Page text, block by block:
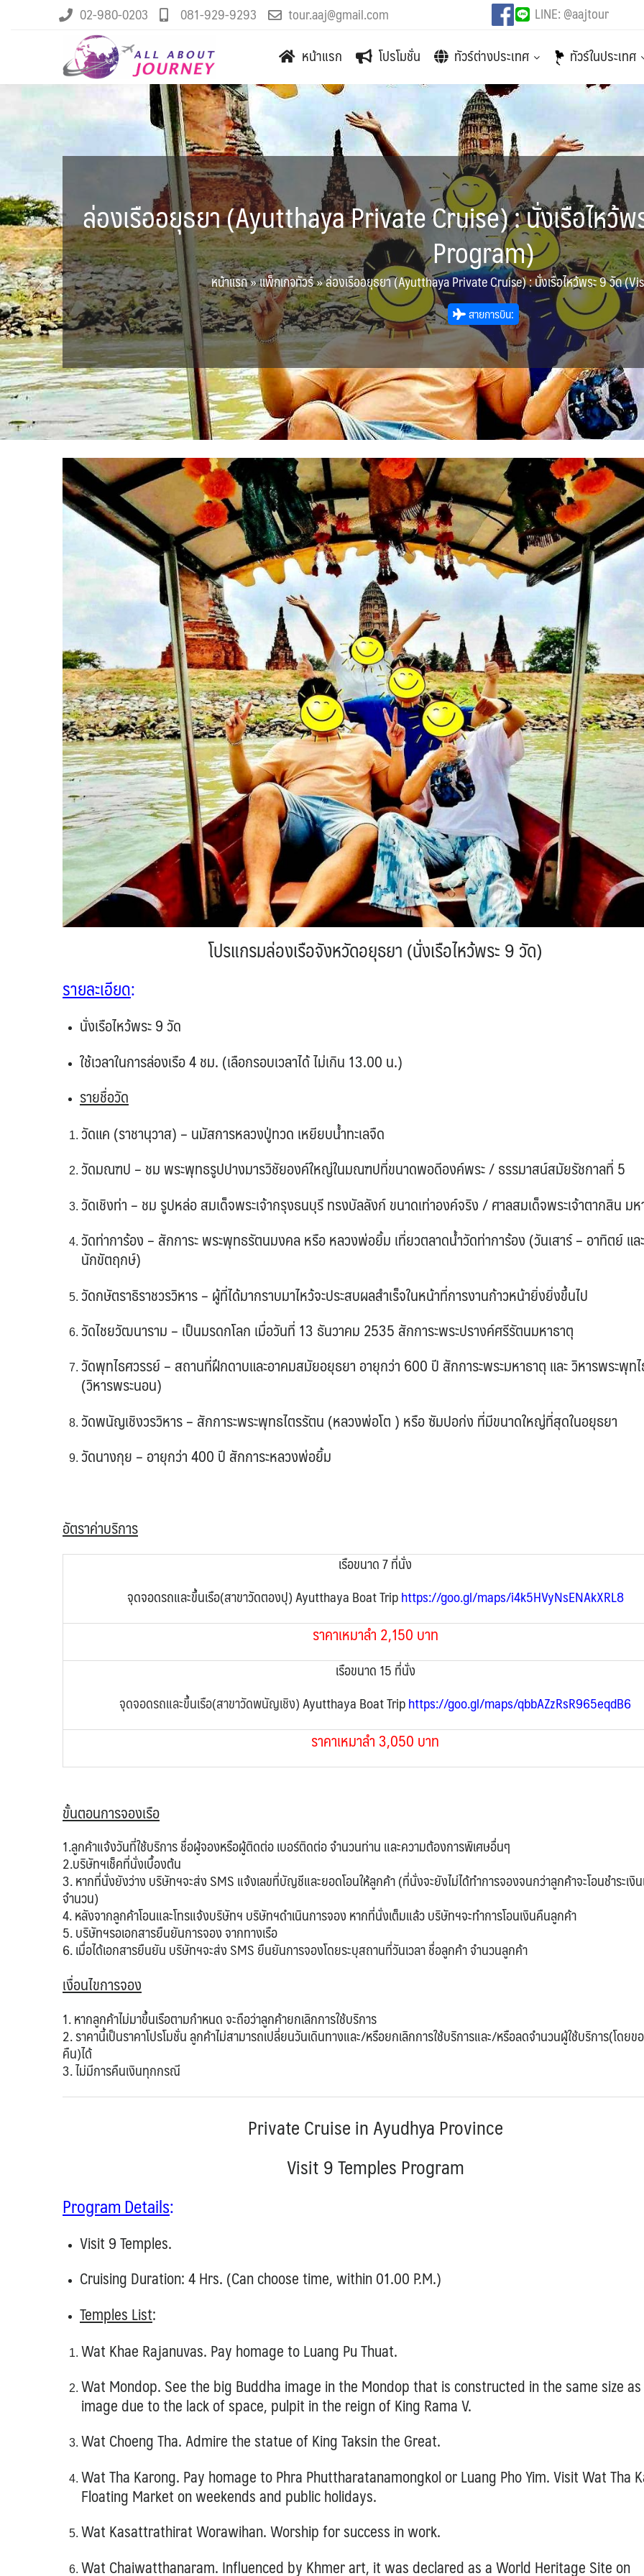
02-980-0203 081-929-9293 tour.aaj@gmail.com LINE: @aajtour
หน้าแรก โปรโมชั่น ทัวร์ต่างประเทศ ทัวร์ในประเทศ
ล่องเรืออยุธยา (Ayutthaya Private Cruise) : นั่งเรือไหว้
Program)
หน้าแรก»แพ็กเกจทัวร์»ล่องเรืออยุธยา (Ayutthaya Private Cruise) : นั่งเรือไหว้พระ 9 วัด
สายการบิน:
โปรแกรมล่องเรือจังหวัดอยุธยา (นั่งเรือไหว้พระ 9 วัด)
รายละเอียด:
นั่งเรือไหว้พระ 9 วัด
ใช้เวลาในการล่องเรือ 4 ชม. (เลือกรอบเวลาได้ ไม่เกิน 13.00 น.)
รายชื่อวัด
วัดแค (ราชานุวาส) – นมัสการหลวงปู่ทวด เหยียบน้ำทะเลจืด
วัดมณฑป – ชม พระพุทธรูปปางมารวิชัยองค์ใหญ่ในมณฑปที่ขนาดพอดีองค์พระ / ธรรมาสน์สมัยรัชกาลที่ 5
วัดเชิงท่า – ชม รูปหล่อ สมเด็จพระเจ้ากรุงธนบุรี ทรงบัลลังก์ ขนาดเท่าองค์จริง / ศาลสมเด็จพระเจ้าตากสิน มห
วัดท่าการ้อง – สักการะ พระพุทธรัตนมงคล หรือ หลวงพ่อยิ้ม เที่ยวตลาดน้ำวัดท่าการ้อง (วันเสาร์ – อาทิตย์ แ
นักขัตฤกษ์)
วัดกษัตราธิราชวรวิหาร – ผู้ที่ได้มากราบมาไหว้จะประสบผลสำเร็จในหน้าที่การงานก้าวหน้ายิ่งยิ่งขึ้นไป
วัดไชยวัฒนาราม – เป็นมรดกโลก เมื่อวันที่ 13 ธันวาคม 2535 สักการะพระปรางค์ศรีรัตนมหาธาตุ
วัดพุทไธศวรรย์ – สถานที่ฝึกดาบและอาคมสมัยอยุธยา อายุกว่า 600 ปี สักการะพระมหาธาตุ และ วิหารพระพุท
(วิหารพระนอน)
วัดพนัญเชิงวรวิหาร – สักการะพระพุทธไตรรัตน (หลวงพ่อโต ) หรือ ซัมปอก่ง ที่มีขนาดใหญ่ที่สุดในอยุธยา
วัดนางกุย – อายุกว่า 400 ปี สักการะหลวงพ่อยิ้ม
อัตราค่าบริการ
เรือขนาด 7 ที่นั่ง
จุดจอดรถและขึ้นเรือ(สาขาวัดตองปุ) Ayutthaya Boat Triphttps://goo.gl/maps/i4k5HVyNsENAkXRL8
ราคาเหมาลำ 2,150 บาท
เรือขนาด 15 ที่นั่ง
จุดจอดรถและขึ้นเรือ(สาขาวัดพนัญเชิง)Ayutthaya Boat Triphttps://goo.gl/maps/qbbAZzRsR965eqdB6
ราคาเหมาลำ3,050 บาท
ขั้นตอนการจองเรือ
1.ลูกค้าแจ้งวันที่ใช้บริการ ชื่อผู้จองหรือผู้ติดต่อ เบอร์ติดต่อ จำนวนท่าน และความต้องการพิเศษอื่นๆ
2.บริษัทฯเช็คที่นั่งเบื้องต้น
3. หากที่นั่งยังว่าง บริษัทฯจะส่ง SMS แจ้งเลขที่บัญชีและยอดโอนให้ลูกค้า (ที่นั่งจะยังไม่ได้ทำการจองจนกว่าลูกค้าจะโอนชำระเงิ
จำนวน)
4. หลังจากลูกค้าโอนและโทรแจ้งบริษัทฯ บริษัทฯดำเนินการจอง หากที่นั่งเต็มแล้ว บริษัทฯจะทำการโอนเงินคืนลูกค้า
5. บริษัทฯรอเอกสารยืนยันการจอง จากทางเรือ
6. เมื่อได้เอกสารยืนยัน บริษัทฯจะส่ง SMS ยืนยันการจองโดยระบุสถานที่วันเวลา ชื่อลูกค้า จำนวนลูกค้า
เงื่อนไขการจอง
1. หากลูกค้าไม่มาขึ้นเรือตามกำหนด จะถือว่าลูกค้ายกเลิกการใช้บริการ
2. ราคานี้เป็นราคาโปรโมชั่น ลูกค้าไม่สามารถเปลี่ยนวันเดินทางและ/หรือยกเลิกการใช้บริการและ/หรือลดจำนวนผู้ใช้บริการ(โดยข
คืน)ได้
3. ไม่มีการคืนเงินทุกกรณี
Private Cruise in Ayudhya Province
Visit 9 Temples Program
Program Details:
Visit 9 Temples.
Cruising Duration: 4 Hrs. (Can choose time, within 01.00 P.M.)
Temples List:
Wat Khae Rajanuvas. Pay homage toLuang Pu Thuat.
Wat Mondop. See the big Buddha image in the Mondop that is constructed in the same size
image due to the lack of space, pulpit in the reign of King Rama V.
Wat Choeng Tha.Admire the statue of KingTaksin the Great.
Wat Tha Karong. Pay homage to Phra Phuttharatanamongkol or Luang Pho Yim.Visit Wat Tha
Floating Market on weekends and public holidays.
Wat Kasattrathirat Worawihan.Worship for success in work.
Wat Chaiwatthanaram. Influenced by Khmer art, it was declared as a World Heritage Site on